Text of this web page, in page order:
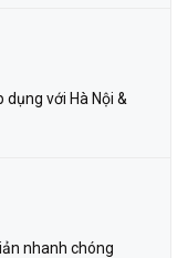
với Hà Nội &
nhanh chóng